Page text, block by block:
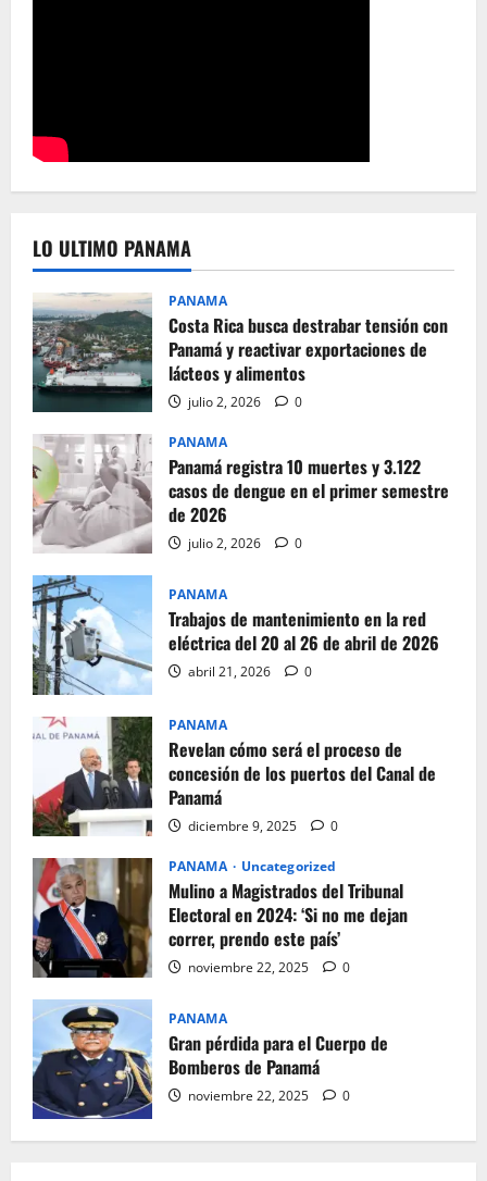
LO ULTIMO PANAMA
PANAMA
Costa Rica busca destrabar tensión con
Panamá y reactivar exportaciones de
lácteos y alimentos
julio 2, 2026 0
PANAMA
Panamá registra 10 muertes y 3.122
casos de dengue en el primer semestre
de 2026
julio 2, 2026 0
PANAMA
Trabajos de mantenimiento en la red
eléctrica del 20 al 26 de abril de 2026
abril 21, 2026 0
PANAMA
Revelan cómo será el proceso de
concesión de los puertos del Canal de
Panamá
diciembre 9, 2025 0
PANAMA Uncategorized
Mulino a Magistrados del Tribunal
Electoral en 2024: ‘Si no me dejan
correr, prendo este país’
noviembre 22, 2025 0
PANAMA
Gran pérdida para el Cuerpo de
Bomberos de Panamá
noviembre 22, 2025 0